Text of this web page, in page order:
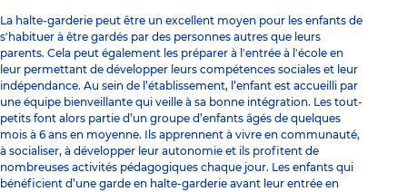
La halte-garderie peut être un excellent moyen pour les enfants de
s'habituer à être gardés par des personnes autres que leurs
parents. Cela peut également les préparer à l'entrée à l'école en
leur permettant de développer leurs compétences sociales et leur
indépendance. Au sein de l’établissement, l’enfant est accueilli par
une équipe bienveillante qui veille à sa bonne intégration. Les tout-
petits font alors partie d’un groupe d’enfants âgés de quelques
mois à 6 ans en moyenne. Ils apprennent à vivre en communauté,
à socialiser, à développer leur autonomie et ils profitent de
nombreuses activités pédagogiques chaque jour. Les enfants qui
bénéficient d’une garde en halte-garderie avant leur entrée en